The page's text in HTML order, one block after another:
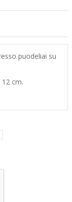
puodeliai su
cm.